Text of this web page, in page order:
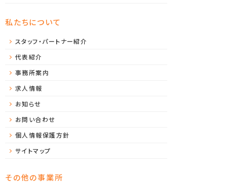
私たちについて
スタッフ・パートナー紹介
代表紹介
事務所案内
求人情報
お知らせ
お問い合わせ
個人情報保護方針
サイトマップ
その他の事業所